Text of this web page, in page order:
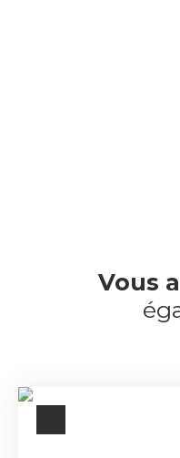
Vous